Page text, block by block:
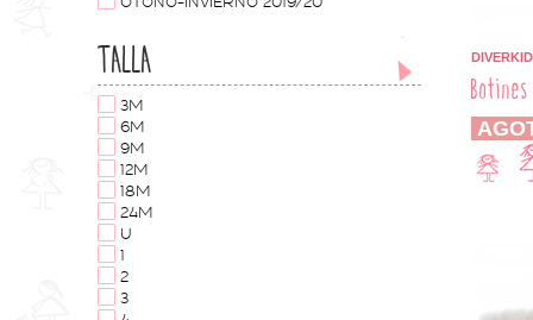
TALLA
3M
6M
9M
12M
18M
24M
U
1
2
3